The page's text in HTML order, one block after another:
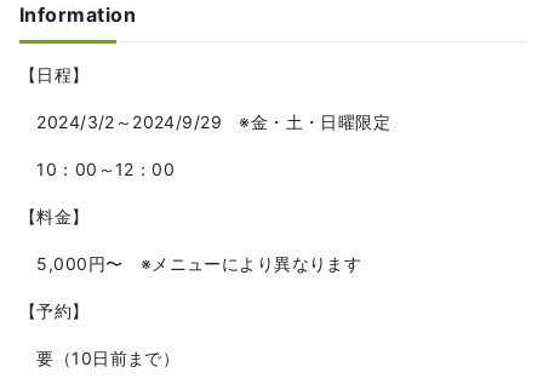
Information
【日程】
2024/3/2～2024/9/29 ※金・土・日曜限定
10：00～12：00
【料金】
5,000円〜 ※メニューにより異なります
【予約】
要（10日前まで）